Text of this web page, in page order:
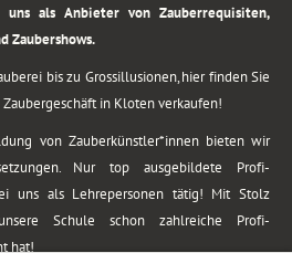
als Anbieter von Zauberrequisiten,
Zaubershows.
bis zu Grossillusionen, hier finden Sie
in Kloten verkaufen!
von Zauberkünstler*innen bieten wir
Nur top ausgebildete Profi-
uns als Lehrepersonen tätig! Mit Stolz
Schule schon zahlreiche Profi-
hat!